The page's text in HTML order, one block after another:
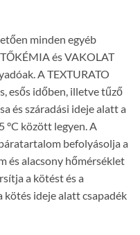
minden egyéb
és VAKOLAT
A TEXTURATO
esős időben, illetve tűző
és száradási ideje alatt a
°C között legyen. A
befolyásolja a
és alacsony hőmérséklet
a kötést és a
kötés ideje alatt csapadék